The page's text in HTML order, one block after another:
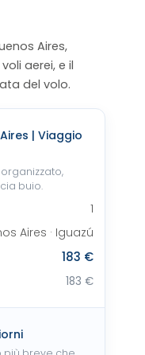
Aires,
aerei, e il
del volo.
| Viaggio
buio.
1
Aires · Iguazú
183 €
183 €